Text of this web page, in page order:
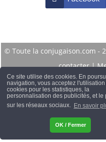
Ce site utilise des cookies. En
navigation, vous acceptez l'utilisation
cookies pour les statistiques, la
personnalisation des publicités, et le
sur les réseaux sociaux. En savoir
OK / Fermer
© Toute la conjugaison.com -
contacter|